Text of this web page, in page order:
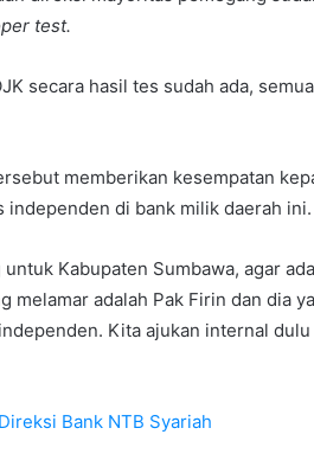
test.
secara hasil tes sudah ada,
memberikan kesempatan
di bank milik daerah
Kabupaten Sumbawa, agar
melamar adalah Pak Firin dan dia
Kita ajukan internal
Bank NTB Syariah